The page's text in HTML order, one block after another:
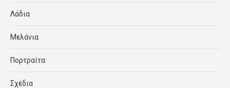
Λάδια
Μελάνια
Πορτραίτα
Σχέδια